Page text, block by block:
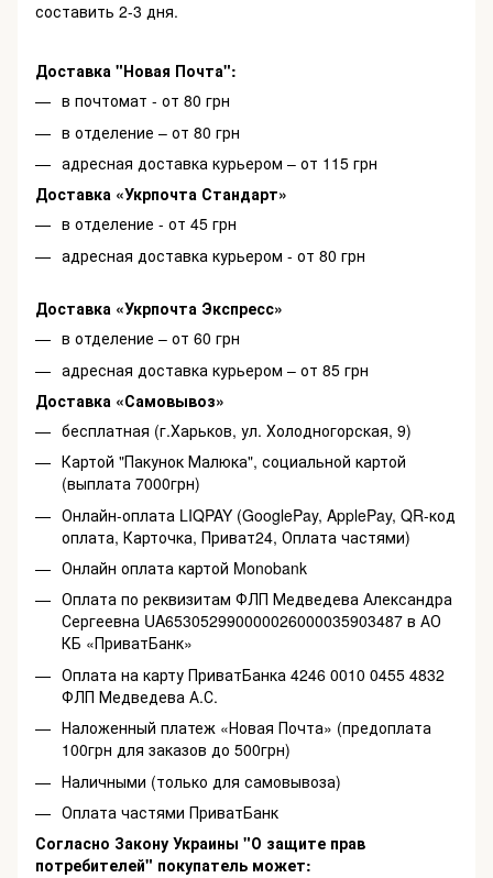
составить 2-3 дня.
Доставка "Новая Почта":
в почтомат - от 80 грн
в отделение – от 80 грн
адресная доставка курьером – от 115 грн
Доставка «Укрпочта Стандарт»
в отделение - от 45 грн
адресная доставка курьером - от 80 грн
Доставка «Укрпочта Экспресс»
в отделение – от 60 грн
адресная доставка курьером – от 85 грн
Доставка «Самовывоз»
бесплатная (г.Харьков, ул. Холодногорская, 9)
Картой "Пакунок Малюка", социальной картой
(выплата 7000грн)
Онлайн-оплата LIQPAY (GooglePay, ApplePay, QR-код
оплата, Карточка, Приват24, Оплата частями)
Онлайн оплата картой Monobank
Оплата по реквизитам ФЛП Медведева Александра
Сергеевна UA653052990000026000035903487 в АО
КБ «ПриватБанк»
Оплата на карту ПриватБанка 4246 0010 0455 4832
ФЛП Медведева А.С.
Наложенный платеж «Новая Почта» (предоплата
100грн для заказов до 500грн)
Наличными (только для самовывоза)
Оплата частями ПриватБанк
Согласно Закону Украины "О защите прав
потребителей" покупатель может: